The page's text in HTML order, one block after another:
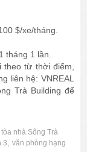
$/xe/tháng.
tháng 1 lần.
theo từ thời điểm,
liên hệ: VNREAL
Trà Building để
tòa nhà Sông Trà
3,văn phòng hạng